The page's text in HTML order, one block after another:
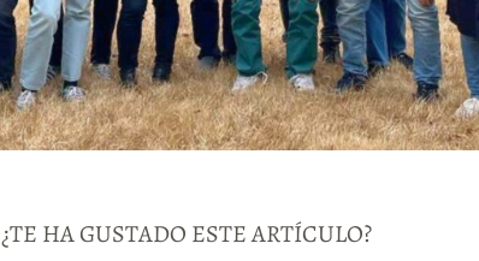
¿TE HA GUSTADO ESTE ARTÍCULO?